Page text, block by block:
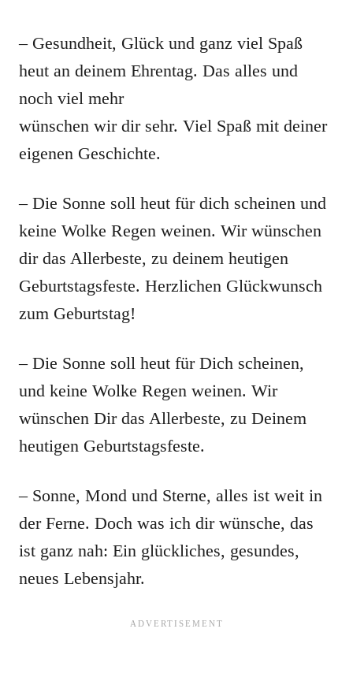
– Gesundheit, Glück und ganz viel Spaß
heut an deinem Ehrentag. Das alles und
noch viel mehr
wünschen wir dir sehr. Viel Spaß mit deiner
eigenen Geschichte.
– Die Sonne soll heut für dich scheinen und
keine Wolke Regen weinen. Wir wünschen
dir das Allerbeste, zu deinem heutigen
Geburtstagsfeste. Herzlichen Glückwunsch
zum Geburtstag!
– Die Sonne soll heut für Dich scheinen,
und keine Wolke Regen weinen. Wir
wünschen Dir das Allerbeste, zu Deinem
heutigen Geburtstagsfeste.
– Sonne, Mond und Sterne, alles ist weit in
der Ferne. Doch was ich dir wünsche, das
ist ganz nah: Ein glückliches, gesundes,
neues Lebensjahr.